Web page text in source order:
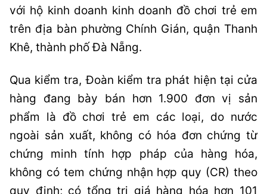
với hộ kinh doanh kinh doanh đồ chơi trẻ em
trên địa bàn phường Chính Gián, quận Thanh
Khê, thành phố Đà Nẵng.
Qua kiểm tra, Đoàn kiểm tra phát hiện tại cửa
hàng đang bày bán hơn 1.900 đơn vị sản
phẩm là đồ chơi trẻ em các loại, do nước
ngoài sản xuất, không có hóa đơn chứng từ
chứng minh tính hợp pháp của hàng hóa,
không có tem chứng nhận hợp quy (CR) theo
quy định; có tổng trị giá hàng hóa hơn 101